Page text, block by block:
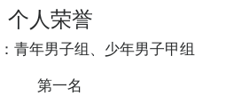
个人荣誉
青年男子组、少年男子甲组
第一名